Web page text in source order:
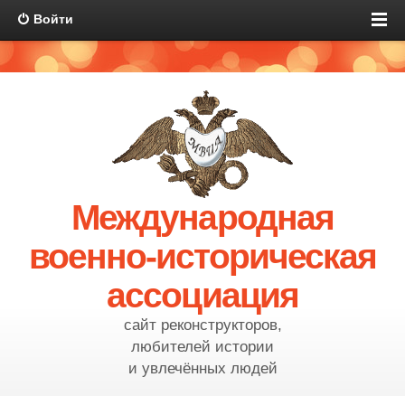
Войти
Международная
военно-историческая
ассоциация
сайт реконструкторов,
любителей истории
и увлечённых людей